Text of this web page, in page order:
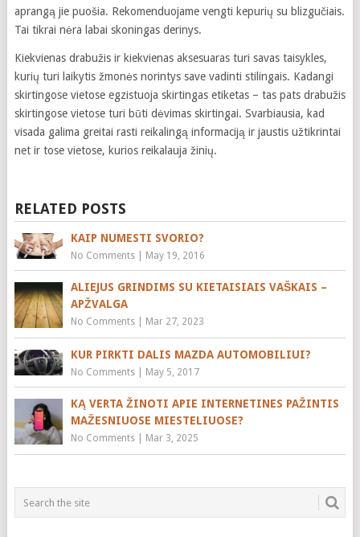
aprangą jie puošia. Rekomenduojame vengti kepurių su blizgučiais.
Tai tikrai nėra labai skoningas derinys.
Kiekvienas drabužis ir kiekvienas aksesuaras turi savas taisykles,
kurių turi laikytis žmonės norintys save vadinti stilingais. Kadangi
skirtingose vietose egzistuoja skirtingas etiketas – tas pats drabužis
skirtingose vietose turi būti dėvimas skirtingai. Svarbiausia, kad
visada galima greitai rasti reikalingą informaciją ir jaustis užtikrintai
net ir tose vietose, kurios reikalauja žinių.
RELATED POSTS
KAIP NUMESTI SVORIO?
No Comments| May 19, 2016
ALIEJUS GRINDIMS SU KIETAISIAIS VAŠKAIS –
APŽVALGA
No Comments| Mar 27, 2023
KUR PIRKTI DALIS MAZDA AUTOMOBILIUI?
No Comments| May 5, 2017
KĄ VERTA ŽINOTI APIE INTERNETINES PAŽINTIS
MAŽESNIUOSE MIESTELIUOSE?
No Comments| Mar 3, 2025